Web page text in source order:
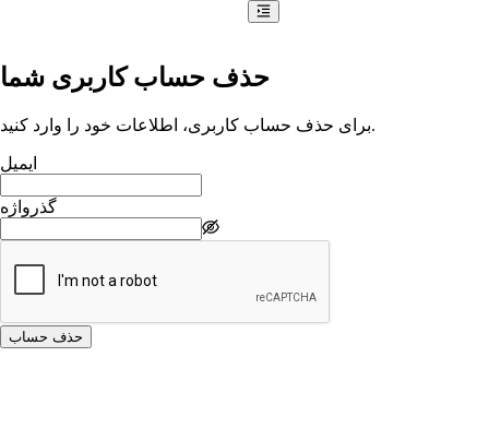
حذف حساب کاربری شما
برای حذف حساب کاربری، اطلاعات خود را وارد کنید.
ایمیل
گذرواژه
حذف حساب